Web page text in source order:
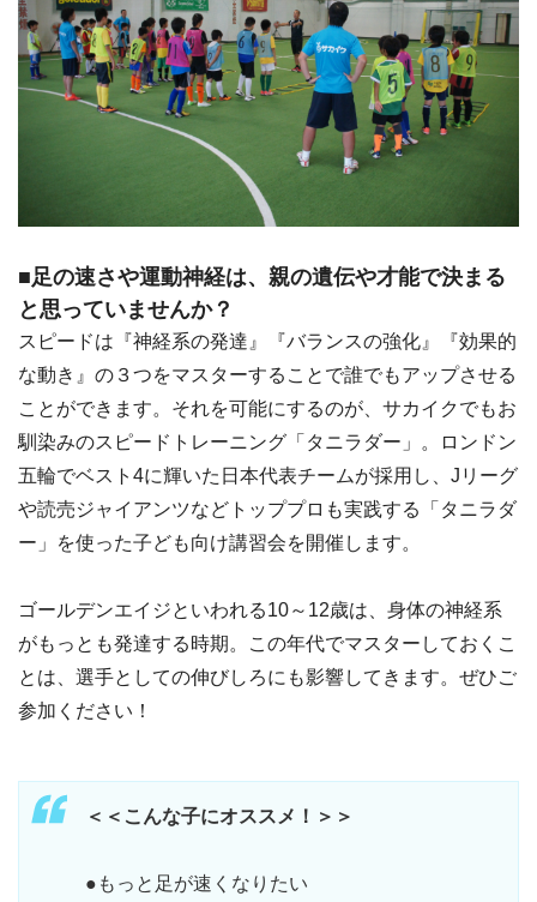
■足の速さや運動神経は、親の遺伝や才能で決まる
と思っていませんか？
スピードは『神経系の発達』『バランスの強化』『効果的
な動き』の３つをマスターすることで誰でもアップさせる
ことができます。それを可能にするのが、サカイクでもお
馴染みのスピードトレーニング「タニラダー」。ロンドン
五輪でベスト4に輝いた日本代表チームが採用し、Jリーグ
や読売ジャイアンツなどトッププロも実践する「タニラダ
ー」を使った子ども向け講習会を開催します。
ゴールデンエイジといわれる10～12歳は、身体の神経系
がもっとも発達する時期。この年代でマスターしておくこ
とは、選手としての伸びしろにも影響してきます。ぜひご
参加ください！
＜＜こんな子にオススメ！＞＞
●もっと足が速くなりたい